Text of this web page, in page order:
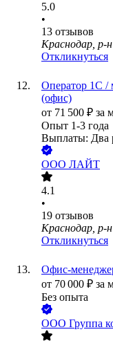
5.0
•
13 отзывов
Краснодар, р-
Откликнуться
Оператор 1С /
(офис)
от 71 500 ₽ за
Опыт 1-3 года
Выплаты: Два
ООО ЛАЙТ
4.1
•
19 отзывов
Краснодар, р-
Откликнуться
Офис-
от 70 000 ₽ за
Без опыта
ООО Группа